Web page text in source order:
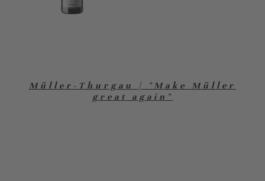
Müller-Thurgau | "Make Müller
great again"